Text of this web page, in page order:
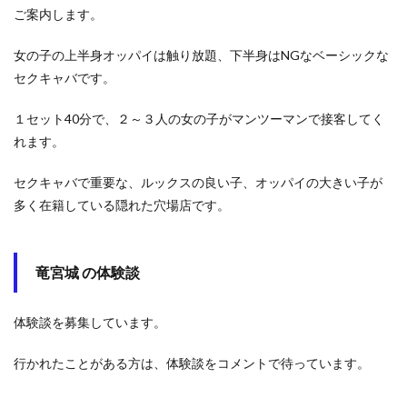
ご案内します。
女の子の上半身オッパイは触り放題、下半身はNGなベーシックな
セクキャバです。
１セット40分で、２～３人の女の子がマンツーマンで接客してく
れます。
セクキャバで重要な、ルックスの良い子、オッパイの大きい子が
多く在籍している隠れた穴場店です。
竜宮城 の体験談
体験談を募集しています。
行かれたことがある方は、体験談をコメントで待っています。